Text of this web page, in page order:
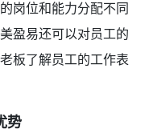
岗位和能力分配不同
盈易还可以对员工的
板了解员工的工作表
势